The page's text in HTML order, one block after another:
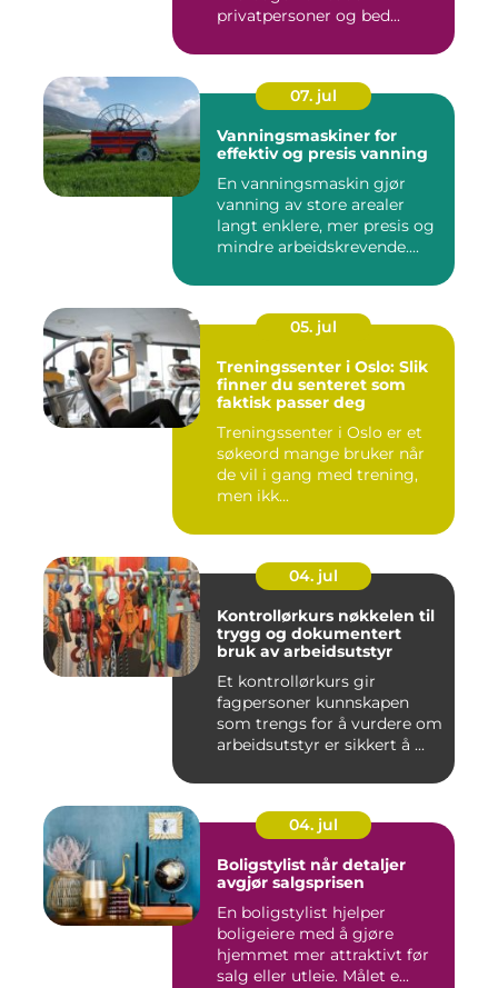
privatpersoner og bed...
07. jul
Vanningsmaskiner for
effektiv og presis vanning
En vanningsmaskin gjør
vanning av store arealer
langt enklere, mer presis og
mindre arbeidskrevende....
05. jul
Treningssenter i Oslo: Slik
finner du senteret som
faktisk passer deg
Treningssenter i Oslo er et
søkeord mange bruker når
de vil i gang med trening,
men ikk...
04. jul
Kontrollørkurs nøkkelen til
trygg og dokumentert
bruk av arbeidsutstyr
Et kontrollørkurs gir
fagpersoner kunnskapen
som trengs for å vurdere om
arbeidsutstyr er sikkert å ...
04. jul
Boligstylist når detaljer
avgjør salgsprisen
En boligstylist hjelper
boligeiere med å gjøre
hjemmet mer attraktivt før
salg eller utleie. Målet e...